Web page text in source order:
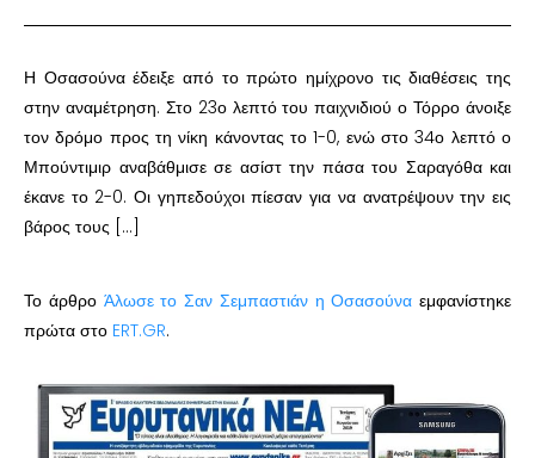
Η Οσασούνα έδειξε από το πρώτο ημίχρονο τις διαθέσεις της
στην αναμέτρηση. Στο 23ο λεπτό του παιχνιδιού ο Τόρρο άνοιξε
τον δρόμο προς τη νίκη κάνοντας το 1-0, ενώ στο 34ο λεπτό ο
Μπούντιμιρ αναβάθμισε σε ασίστ την πάσα του Σαραγόθα και
έκανε το 2-0. Οι γηπεδούχοι πίεσαν για να ανατρέψουν την εις
βάρος τους […]
Το άρθρο Άλωσε το Σαν Σεμπαστιάν η Οσασούνα εμφανίστηκε
πρώτα στο ERT.GR.